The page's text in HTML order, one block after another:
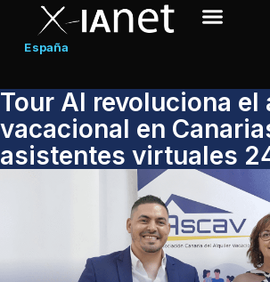
España
Tour AI revoluciona el
vacacional en
asistentes virtuales